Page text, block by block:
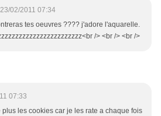
23/02/2011 07:34
tes oeuvres ???? j'adore l'aquarelle.
/> <br /> <br />
07:33
plus les cookies car je les rate a chaque fois